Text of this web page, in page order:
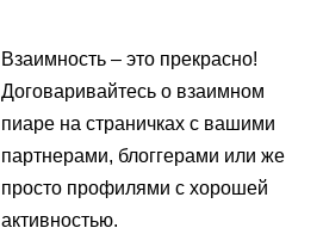
Взаимность – это прекрасно!
Договаривайтесь о взаимном
пиаре на страничках с вашими
партнерами, блоггерами или же
просто профилями с хорошей
активностью.